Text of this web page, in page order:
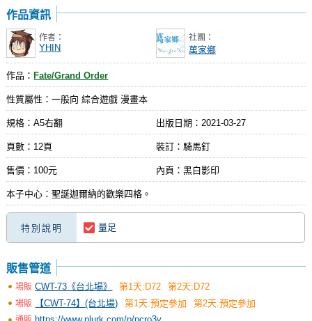
作品資訊
作者：
YHIN
社團：
萬家鄉
作品： Fate/Grand Order
性質屬性：一般向 綜合遊戲 漫畫本
規格：A5右翻 出版日期： 2021-03-27
頁數：12頁 裝訂：騎馬釘
售價：100元 內頁：黑白影印
本子中心：聖誕迦爾納的歡樂四格。
特別說明 量足
販售管道
場販 CWT-73《台北場》 第1天:D72 第2天:D72
場販 【CWT-74】(台北場) 第1天:預定參加 第2天:預定參加